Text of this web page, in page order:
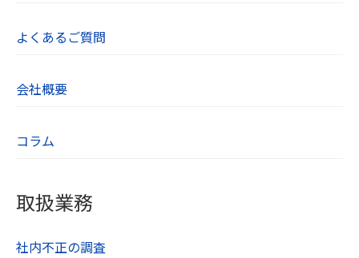
よくあるご質問
会社概要
コラム
取扱業務
社内不正の調査